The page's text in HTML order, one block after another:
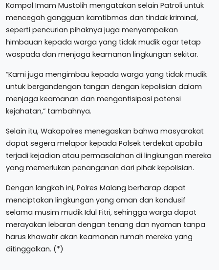
Kompol Imam Mustolih mengatakan selain Patroli untuk
mencegah gangguan kamtibmas dan tindak kriminal,
seperti pencurian pihaknya juga menyampaikan
himbauan kepada warga yang tidak mudik agar tetap
waspada dan menjaga keamanan lingkungan sekitar.
“Kami juga mengimbau kepada warga yang tidak mudik
untuk bergandengan tangan dengan kepolisian dalam
menjaga keamanan dan mengantisipasi potensi
kejahatan,” tambahnya.
Selain itu, Wakapolres menegaskan bahwa masyarakat
dapat segera melapor kepada Polsek terdekat apabila
terjadi kejadian atau permasalahan di lingkungan mereka
yang memerlukan penanganan dari pihak kepolisian.
Dengan langkah ini, Polres Malang berharap dapat
menciptakan lingkungan yang aman dan kondusif
selama musim mudik Idul Fitri, sehingga warga dapat
merayakan lebaran dengan tenang dan nyaman tanpa
harus khawatir akan keamanan rumah mereka yang
ditinggalkan. (*)